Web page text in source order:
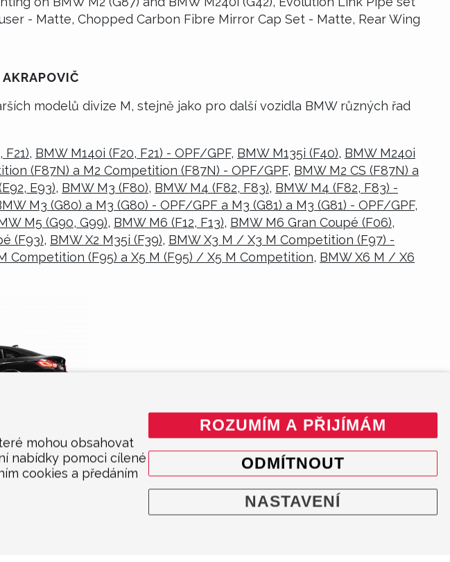
- Matte, Chopped Carbon Fibre Mirror Cap Set - Matte, Rear Wing
modelů divize M, stejně jako pro další vozidla BMW různých řad
F21), BMW M140i (F20, F21) - OPF/GPF, BMW M135i (F40), BMW M240i
(F87N) a M2 Competition (F87N) - OPF/GPF, BMW M2 CS (F87N) a
E93), BMW M3 (F80), BMW M4 (F82, F83), BMW M4 (F82, F83) -
M3 (G80) a M3 (G80) - OPF/GPF a M3 (G81) a M3 (G81) - OPF/GPF,
M5 (G90, G99), BMW M6 (F12, F13), BMW M6 Gran Coupé (F06),
(F93), BMW X2 M35i (F39), BMW X3 M / X3 M Competition (F97) -
Competition (F95) a X5 M (F95) / X5 M Competition, BMW X6 M / X6
mohou obsahovat
nabídky pomoci cílené
cookies a předáním
ROZUMÍM A PŘIJÍMÁM
ODMÍTNOUT
NASTAVENÍ